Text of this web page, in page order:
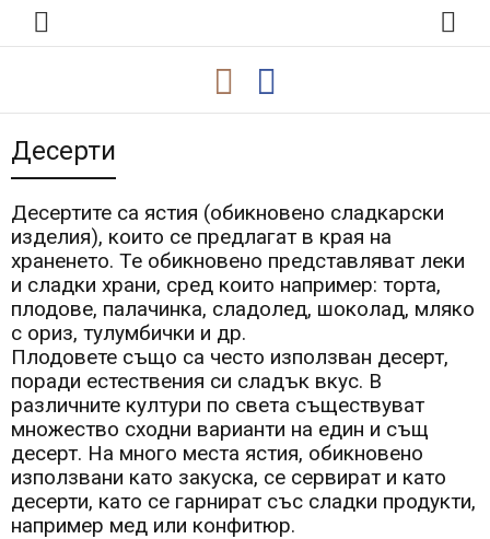
Десерти
Десертите са ястия (обикновено сладкарски
изделия), които се предлагат в края на
храненето. Те обикновено представляват леки
и сладки храни, сред които например: торта,
плодове, палачинка, сладолед, шоколад, мляко
с ориз, тулумбички и др.
Плодовете също са често използван десерт,
поради естествения си сладък вкус. В
различните култури по света съществуват
множество сходни варианти на един и същ
десерт. На много места ястия, обикновено
използвани като закуска, се сервират и като
десерти, като се гарнират със сладки продукти,
например мед или конфитюр.